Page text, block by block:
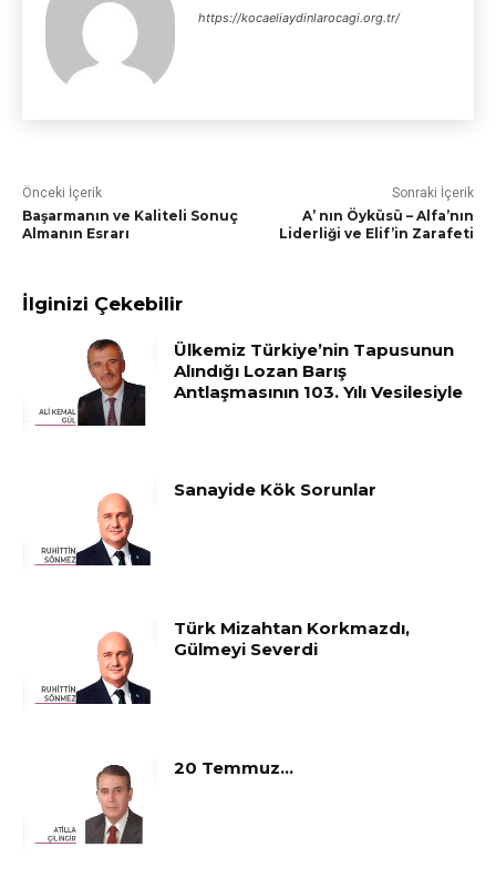
https://kocaeliaydinlarocagi.org.tr/
Önceki İçerik
Başarmanın ve Kaliteli Sonuç
Almanın Esrarı
Sonraki İçerik
A’ nın Öyküsü – Alfa’nın
Liderliği ve Elif’in Zarafeti
İlginizi Çekebilir
Ülkemiz Türkiye’nin Tapusunun
Alındığı Lozan Barış
Antlaşmasının 103. Yılı Vesilesiyle
Sanayide Kök Sorunlar
Türk Mizahtan Korkmazdı,
Gülmeyi Severdi
20 Temmuz…